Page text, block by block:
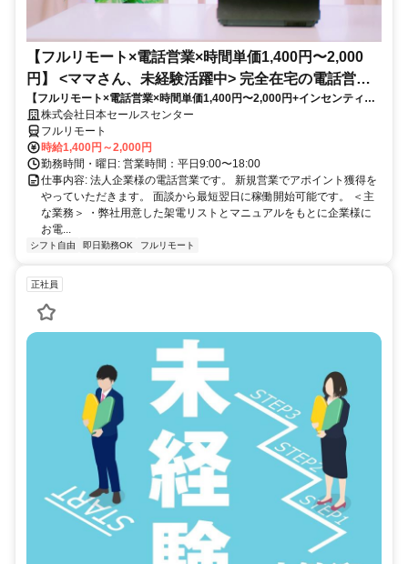
【フルリモート×電話営業×時間単価1,400円〜2,000
円】 <ママさん、未経験活躍中> 完全在宅の電話営業
で家庭と仕事の両立を実現
【フルリモート×電話営業×時間単価1,400円〜2,000円+インセンティブ
あり】 ＜ママさん、未経験活躍中＞ 完全在宅の電話営業で家庭と仕事の
両立を実現
株式会社日本セールスセンター
フルリモート
時給1,400円～2,000円
勤務時間・曜日: 営業時間：平日9:00〜18:00
仕事内容: 法人企業様の電話営業です。 新規営業でアポイント獲得を
やっていただきます。 面談から最短翌日に稼働開始可能です。 ＜主
な業務＞ ・弊社用意した架電リストとマニュアルをもとに企業様に
お電...
シフト自由 即日勤務OK フルリモート
正社員